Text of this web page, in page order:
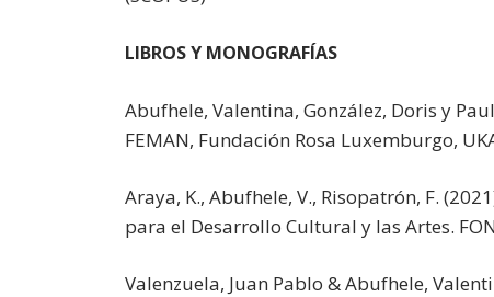
LIBROS Y MONOGRAFÍAS
Abufhele, Valentina, González, Doris y
FEMAN, Fundación Rosa Luxemburgo,
Araya, K., Abufhele, V., Risopatrón, F.
para el Desarrollo Cultural y las Artes.
Valenzuela, Juan Pablo & Abufhele,